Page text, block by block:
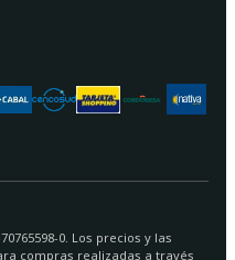
0. Los precios y las
compras realizadas a través